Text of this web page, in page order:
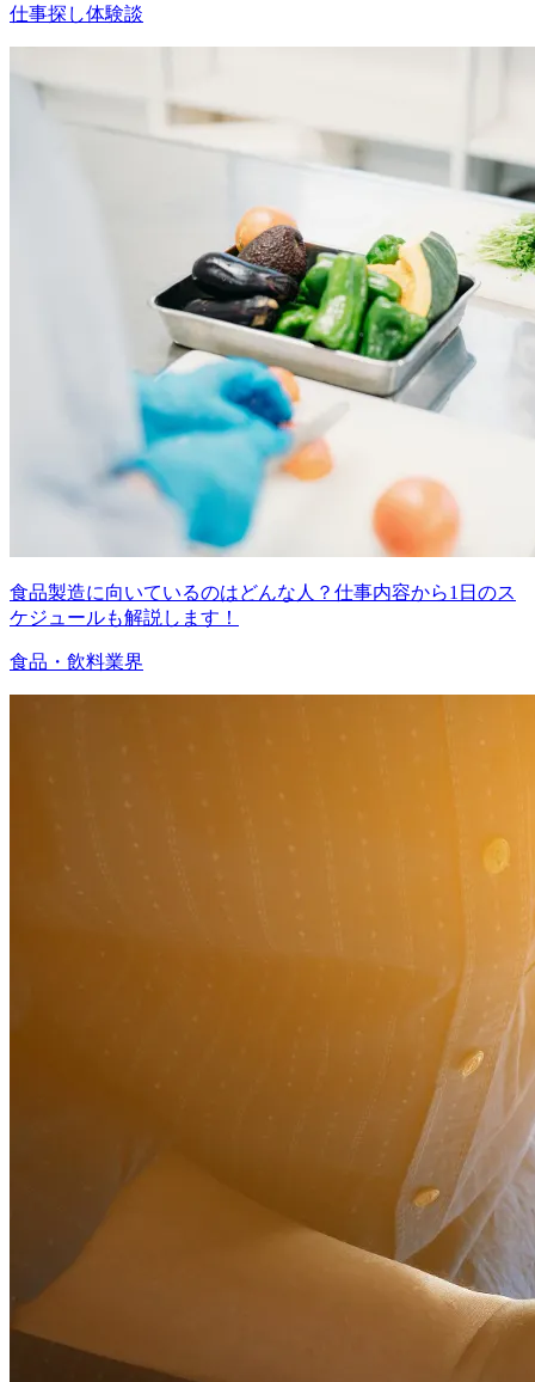
仕事探し体験談
食品製造に向いているのはどんな人？仕事内容から1日のス
ケジュールも解説します！
食品・飲料業界